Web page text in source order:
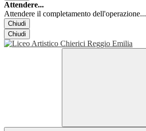
Attendere...
Attendere il completamento dell'operazione...
Chiudi
Chiudi